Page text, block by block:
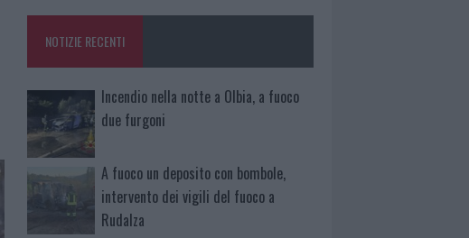
NOTIZIE RECENTI
Incendio nella notte a Olbia, a fuoco
due furgoni
A fuoco un deposito con bombole,
intervento dei vigili del fuoco a
Rudalza